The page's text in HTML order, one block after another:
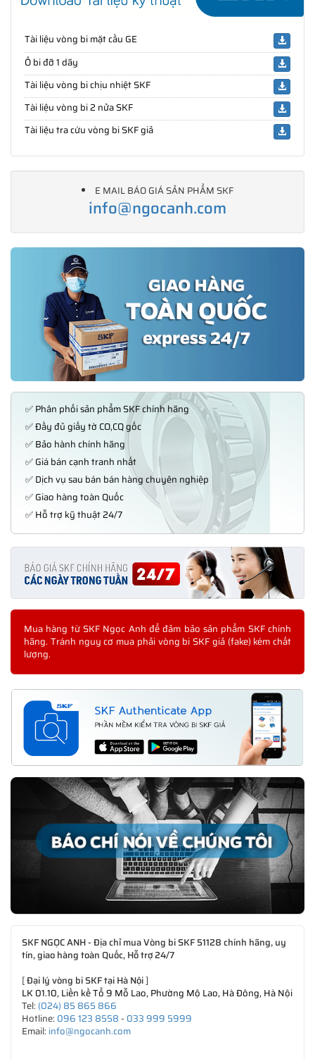
Tài liệu vòng bi mặt cầu GE
Ổ bi đỡ 1 dãy
Tài liệu vòng bi chịu nhiệt SKF
Tài liệu vòng bi 2 nửa SKF
Tài liệu tra cứu vòng bi SKF giả
E MAIL BÁO GIÁ SẢN PHẨM SKF
info@ngocanh.com
✅ Phân phối sản phẩm SKF chính hãng
✅ Đầy đủ giấy tờ CO,CQ gốc
✅ Bảo hành chính hãng
✅ Giá bán cạnh tranh nhất
✅ Dịch vụ sau bán bán hàng chuyên nghiệp
✅ Giao hàng toàn Quốc
✅ Hỗ trợ kỹ thuật 24/7
Mua hàng từ SKF Ngọc Anh để đảm bảo sản phẩm SKF chính
hãng. Tránh nguy cơ mua phải vòng bi SKF giả (fake) kém chất
lượng.
SKF NGỌC ANH - Địa chỉ mua Vòng bi SKF 51128 chính hãng, uy
tín, giao hàng toàn Quốc, Hỗ trợ 24/7
[Đại lý vòng bi SKF tại Hà Nội]
LK 01.10, Liền kề Tổ 9 Mỗ Lao, Phường Mộ Lao, Hà Đông, Hà Nội
Tel: (024) 85 865 866
Hotline: 096 123 8558- 033 999 5999
Email: info@ngocanh.com